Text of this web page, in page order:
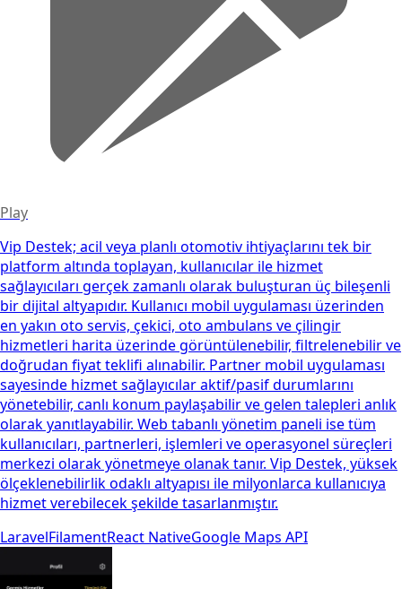
Play
Vip Destek; acil veya planlı otomotiv ihtiyaçlarını tek bir
platform altında toplayan, kullanıcılar ile hizmet
sağlayıcıları gerçek zamanlı olarak buluşturan üç bileşenli
bir dijital altyapıdır. Kullanıcı mobil uygulaması üzerinden
en yakın oto servis, çekici, oto ambulans ve çilingir
hizmetleri harita üzerinde görüntülenebilir, filtrelenebilir ve
doğrudan fiyat teklifi alınabilir. Partner mobil uygulaması
sayesinde hizmet sağlayıcılar aktif/pasif durumlarını
yönetebilir, canlı konum paylaşabilir ve gelen talepleri anlık
olarak yanıtlayabilir. Web tabanlı yönetim paneli ise tüm
kullanıcıları, partnerleri, işlemleri ve operasyonel süreçleri
merkezi olarak yönetmeye olanak tanır. Vip Destek, yüksek
ölçeklenebilirlik odaklı altyapısı ile milyonlarca kullanıcıya
hizmet verebilecek şekilde tasarlanmıştır.
LaravelFilamentReact NativeGoogle Maps API